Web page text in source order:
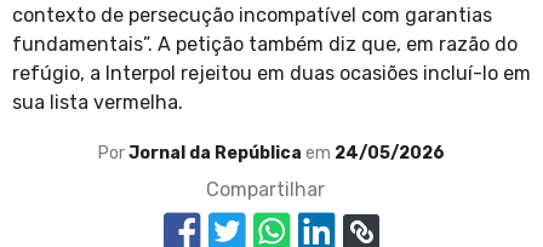
contexto de persecução incompatível com garantias
fundamentais”. A petição também diz que, em razão do
refúgio, a Interpol rejeitou em duas ocasiões incluí-lo em
sua lista vermelha.
PorJornal da República em 24/05/2026
Compartilhar